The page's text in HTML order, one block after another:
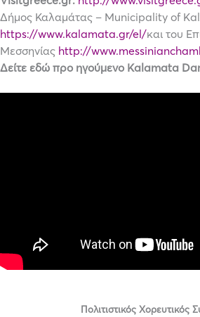
Δήμος Καλαμάτας – Municipality of
https://www.kalamata.gr/el/και του
Μεσσηνίας http://
Δείτε εδώ προ ηγούμενο Kalamata
Πολιτιστικός Χορευτικός